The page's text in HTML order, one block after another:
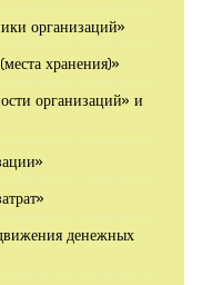
организаций»
хранения)»
организаций» и
денежных